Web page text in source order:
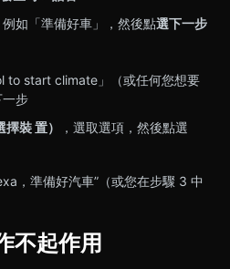
如「準備好車」，然後點選下一步
to start climate」（或任何您想要
一步
裝 置）
，選取選項，然後點選
，準備好汽車”（或您在步驟 3 中
不起作用